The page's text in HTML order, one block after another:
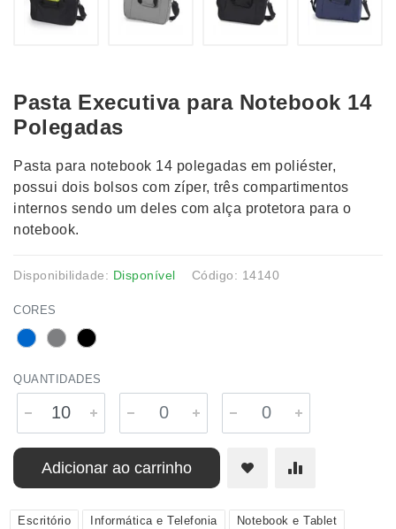
Pasta Executiva para Notebook 14
Polegadas
Pasta para notebook 14 polegadas em poliéster,
possui dois bolsos com zíper, três compartimentos
internos sendo um deles com alça protetora para o
notebook.
Disponibilidade: Disponível Código: 14140
CORES
QUANTIDADES
Adicionar ao carrinho
Escritório Informática e Telefonia
Notebook e Tablet